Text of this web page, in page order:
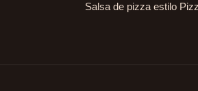
Salsa de pizza estilo